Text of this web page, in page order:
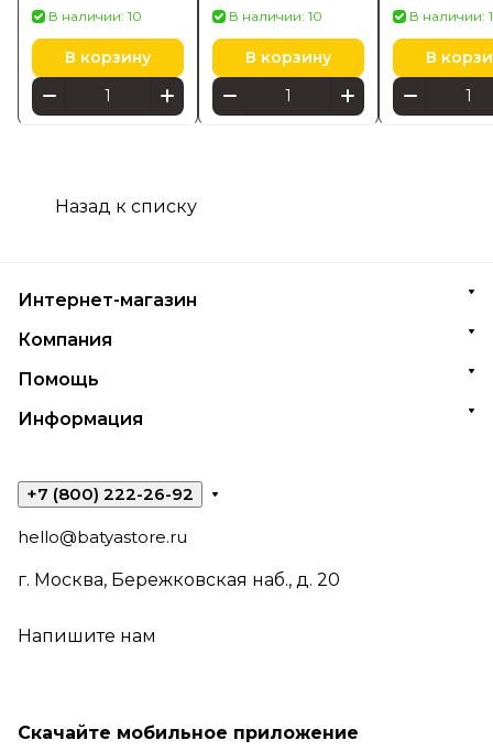
Ambiance Play
белый 7820331P7
В наличии: 10
В корзину
Starter Kit (15
панелей) (NL59-K-
6002LW-15PK-EU)
В наличии: 10
В корзину
RGBICWW
В наличии:
В
Назад к списку
Интернет-магазин
Компания
Помощь
Информация
+7 (800) 222-26-92
hello@batyastore.ru
г. Москва, Бережковская наб., д. 20
Напишите нам
Скачайте мобильное приложение